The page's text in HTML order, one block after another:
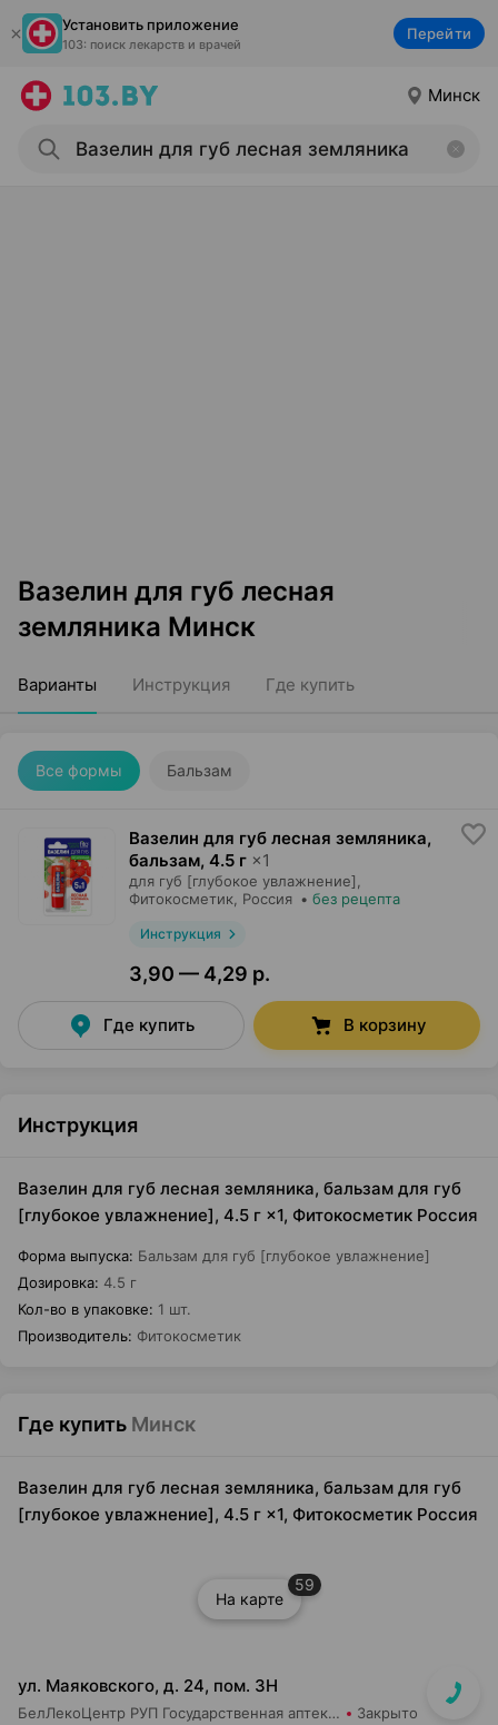
Установить приложение
103: поиск лекарств и врачей
Перейти
Минск
Вазелин для губ лесная
земляника Минск
Варианты Инструкция Где купить
Все формы Бальзам
Вазелин для губ лесная земляника,
бальзам, 4.5 г ×1
для губ [глубокое увлажнение],
Фитокосметик , Россия • без рецепта
Инструкция
3,90 — 4,29 р.
Где купить В корзину
Инструкция
Вазелин для губ лесная земляника, бальзам для губ
[глубокое увлажнение], 4.5 г ×1, Фитокосметик Россия
Форма выпуска: Бальзам для губ [глубокое увлажнение]
Дозировка: 4.5 г
Кол-во в упаковке: 1 шт.
Производитель: Фитокосметик
Где купить Минск
Вазелин для губ лесная земляника, бальзам для губ
[глубокое увлажнение], 4.5 г ×1, Фитокосметик Россия
На карте
59
ул. Маяковского, д. 24, пом. 3Н
БелЛекоЦентр РУП Государственная аптека №2 Закрыто